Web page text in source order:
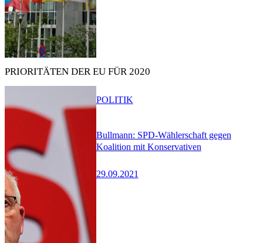
PRIORITÄTEN DER EU FÜR 2020
Bullmann: SPD-Wählerschaft gegen
Koalition mit Konservativen
29.09.2021
POLITIK